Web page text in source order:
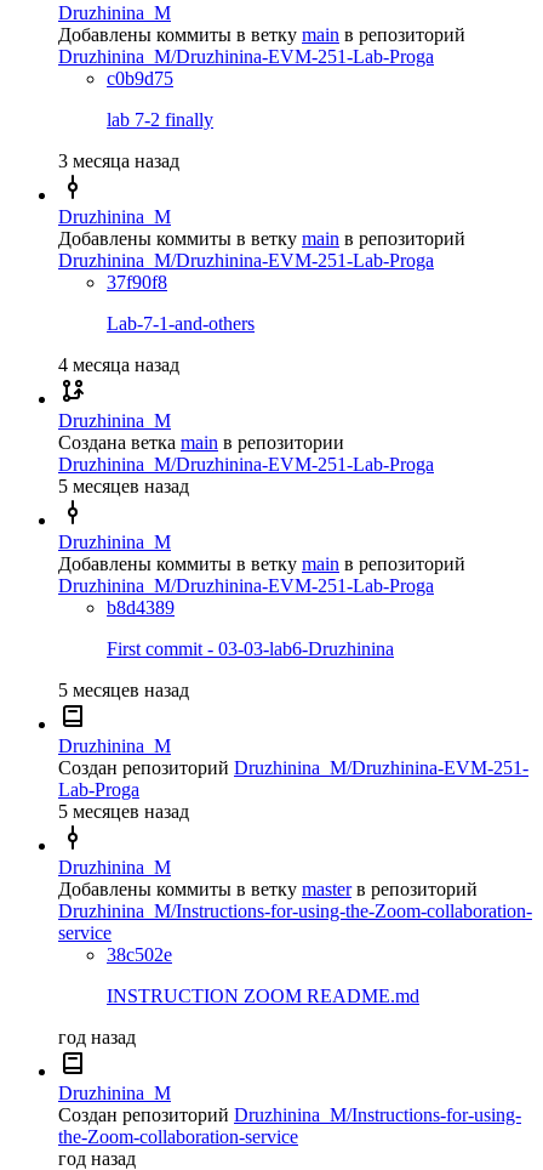
Druzhinina_M
Добавлены коммиты в ветку main в репозиторий
Druzhinina_M/Druzhinina-EVM-251-Lab-Proga
c0b9d75
lab 7-2 finally
3 месяца назад
Druzhinina_M
Добавлены коммиты в ветку main в репозиторий
Druzhinina_M/Druzhinina-EVM-251-Lab-Proga
37f90f8
Lab-7-1-and-others
4 месяца назад
Druzhinina_M
Создана ветка main в репозитории
Druzhinina_M/Druzhinina-EVM-251-Lab-Proga
5 месяцев назад
Druzhinina_M
Добавлены коммиты в ветку main в репозиторий
Druzhinina_M/Druzhinina-EVM-251-Lab-Proga
b8d4389
First commit - 03-03-lab6-Druzhinina
5 месяцев назад
Druzhinina_M
Создан репозиторий Druzhinina_M/Druzhinina-EVM-251-
Lab-Proga
5 месяцев назад
Druzhinina_M
Добавлены коммиты в ветку master в репозиторий
Druzhinina_M/Instructions-for-using-the-Zoom-collaboration-
service
38c502e
INSTRUCTION ZOOM README.md
год назад
Druzhinina_M
Создан репозиторий Druzhinina_M/Instructions-for-using-
the-Zoom-collaboration-service
год назад